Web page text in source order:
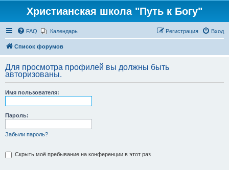
Христианская школа "Путь к Богу"
FAQ Календарь Вход
Регистрация
Список форумов
Для просмотра профилей вы должны быть
авторизованы.
Имя пользователя:
Пароль:
Забыли пароль?
Скрыть моё пребывание на конференции в этот раз